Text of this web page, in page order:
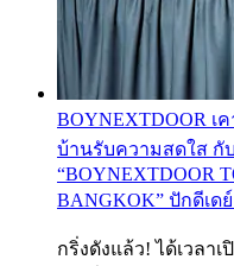
BOYNEXTDOOR เ
บ้านรับความสดใส กั
“BOYNEXTDOOR
BANGKOK” ปักดีเด
กริ่งดังแล้ว! ได้เวลา